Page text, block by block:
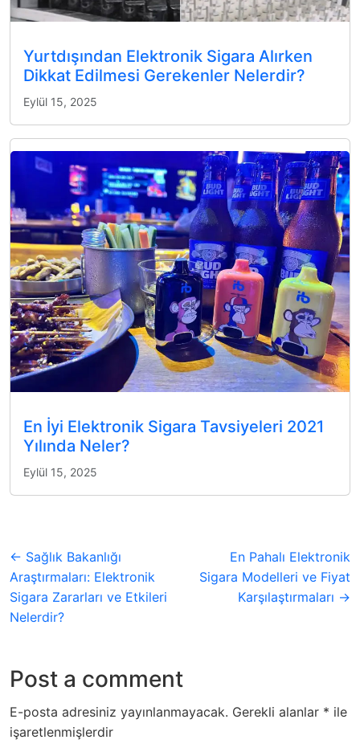
Yurtdışından Elektronik Sigara Alırken
Dikkat Edilmesi Gerekenler Nelerdir?
Eylül 15, 2025
En İyi Elektronik Sigara Tavsiyeleri 2021
Yılında Neler?
Eylül 15, 2025
← Sağlık Bakanlığı
Araştırmaları: Elektronik
Sigara Zararları ve Etkileri
Nelerdir?
En Pahalı Elektronik
Sigara Modelleri ve Fiyat
Karşılaştırmaları →
Post a comment
E-posta adresiniz yayınlanmayacak. Gerekli alanlar * ile
işaretlenmişlerdir